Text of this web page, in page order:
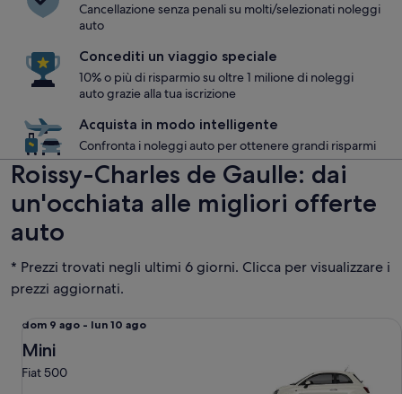
Cancellazione senza penali su molti/selezionati noleggi
auto
Concediti un viaggio speciale
10% o più di risparmio su oltre 1 milione di noleggi
auto grazie alla tua iscrizione
Acquista in modo intelligente
Confronta i noleggi auto per ottenere grandi risparmi
Roissy-Charles de Gaulle: dai
un'occhiata alle migliori offerte
auto
* Prezzi trovati negli ultimi 6 giorni. Clicca per visualizzare i
prezzi aggiornati.
Da
dom
9
ago
dom 9 ago - lun 10 ago
Mini
Fiat 500